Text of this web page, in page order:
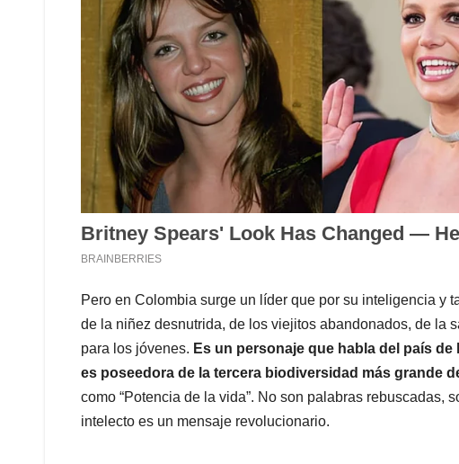
Pero en Colombia surge un líder que por su inteligencia y
de la niñez desnutrida, de los viejitos abandonados, de la
para los jóvenes. Es un personaje que habla del país
es poseedora de la tercera biodiversidad más grande
como “Potencia de la vida”. No son palabras rebuscadas,
intelecto es un mensaje revolucionario.